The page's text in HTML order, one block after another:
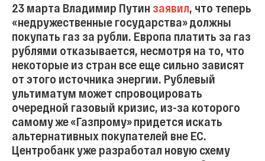
23 марта Владимир Путин заявил, что теперь
«недружественные государства» должны
покупать газ за рубли. Европа платить за газ
рублями отказывается, несмотря на то, что
некоторые из стран все еще сильно зависят
от этого источника энергии. Рублевый
ультиматум может спровоцировать
очередной газовый кризис, из-за которого
самому же «Газпрому» придется искать
альтернативных покупателей вне ЕС.
Центробанк уже разработал новую схему